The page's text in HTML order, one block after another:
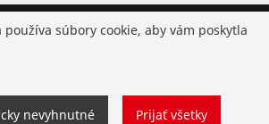
používa súbory cookie, aby vám poskytla
nevyhnutné Prijať všetky